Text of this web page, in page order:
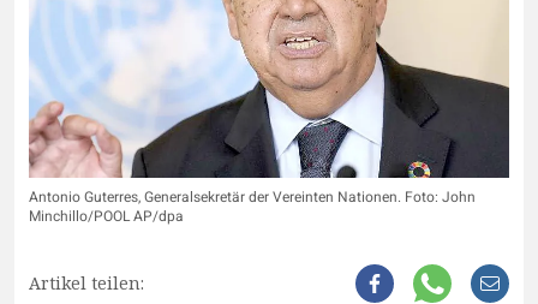
Antonio Guterres, Generalsekretär der Vereinten Nationen. Foto: John
Minchillo/POOL AP/dpa
Artikel teilen: